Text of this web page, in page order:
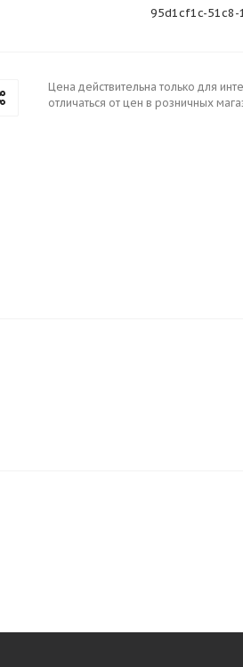
95d1cf1c-
Цена действительна только для
отличаться от цен в розничных